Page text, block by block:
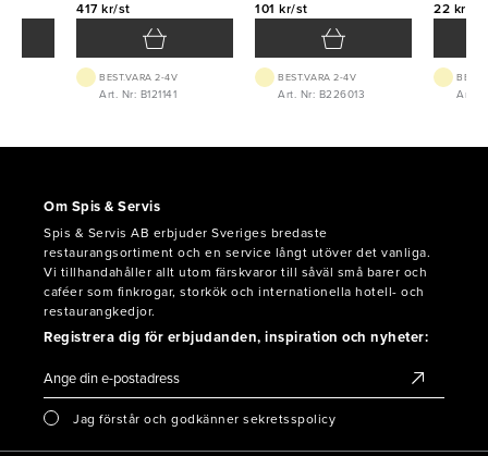
417 kr/st
BEST.VARA 2-4V
Art. Nr: B121141
101 kr/st
BEST.VARA 2-4V
Art. Nr: B226013
22 kr/st
Art.
Om Spis & Servis
Spis & Servis AB erbjuder Sveriges bredaste
restaurangsortiment och en service långt utöver det vanliga.
Vi tillhandahåller allt utom färskvaror till såväl små barer och
caféer som finkrogar, storkök och internationella hotell- och
restaurangkedjor.
Registrera dig för erbjudanden, inspiration och nyheter:
Jag förstår och godkänner sekretsspolicy